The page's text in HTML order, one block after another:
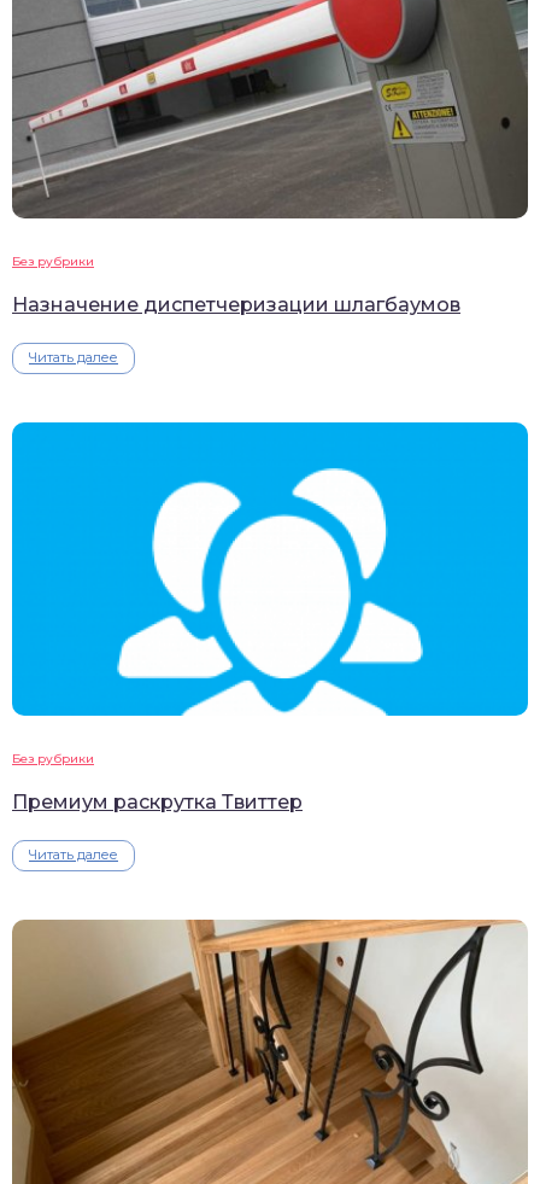
Без рубрики
Назначение диспетчеризации шлагбаумов
Читать далее
Без рубрики
Премиум раскрутка Твиттер
Читать далее